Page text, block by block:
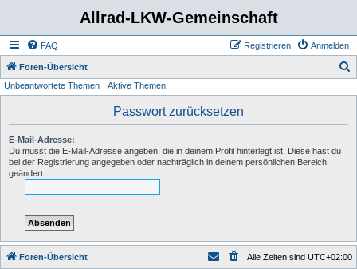
Allrad-LKW-Gemeinschaft
FAQ Anmelden
Registrieren
Foren-Übersicht
Unbeantwortete Themen Aktive Themen
Passwort zurücksetzen
E-Mail-Adresse:
Du musst die E-Mail-Adresse angeben, die in deinem Profil hinterlegt ist. Diese hast du
bei der Registrierung angegeben oder nachträglich in deinem persönlichen Bereich
geändert.
Foren-Übersicht Alle Zeiten sind UTC+02:00